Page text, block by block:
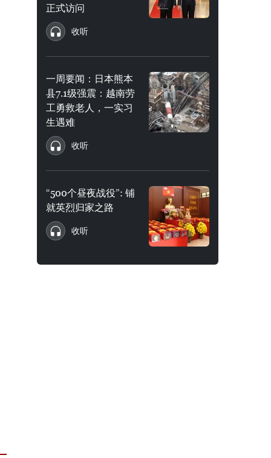
正式访问
收听
一周要闻：日本熊本
县7.1级强震：越南劳
工勇救老人，一实习
生遇难
收听
“500个昼夜战役”: 铺
就英烈归家之路
收听